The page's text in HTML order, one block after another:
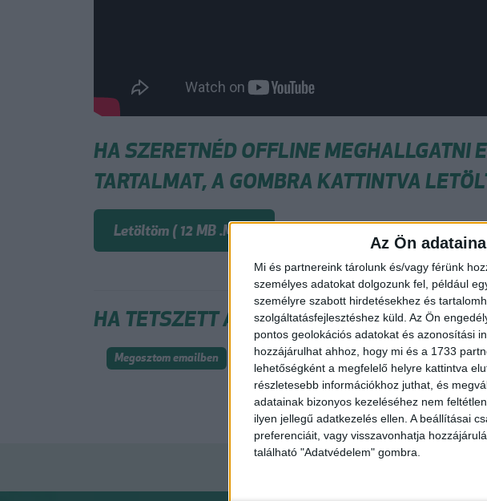
Az Ön
Mi és partnereink tárolunk és/vagy férünk
személyes adatokat dolgozunk fel, például
személyre szabott hirdetésekhez és
szolgáltatásfejlesztéshez küld. Az Ön
pontos geolokációs adatokat és azonosítási
hozzájárulhat ahhoz, hogy mi és a 1733
lehetőségként a megfelelő helyre kattintva
részletesebb információkhoz juthat, és
adatainak bizonyos kezeléséhez nem
ilyen jellegű adatkezelés ellen. A beállításai
preferenciáit, vagy visszavonhatja
található "Adatvédelem" gombra.
HA SZERETNÉD OFFLINE MEGHALLGATNI
TARTALMAT, A GOMBRA KATTINTVA
Letöltöm ( 12 MB .MP3)
HA TETSZETT A VIDEÓ, OSZD MEG
Megosztom emailben